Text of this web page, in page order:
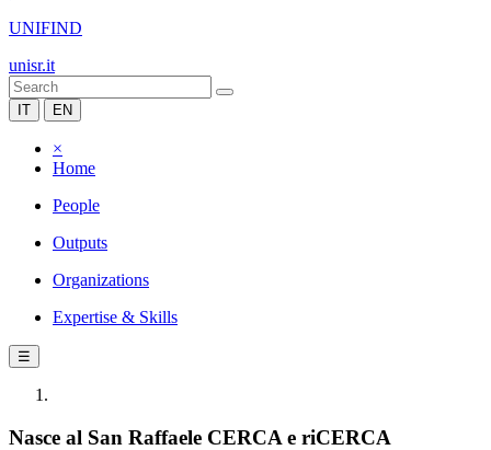
UNIFIND
unisr.it
IT EN
×
Home
People
Outputs
Organizations
Expertise & Skills
☰
Nasce al San Raffaele CERCA e riCERCA